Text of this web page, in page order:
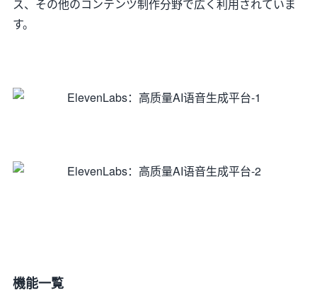
ス、その他のコンテンツ制作分野で広く利用されていま
す。
機能一覧